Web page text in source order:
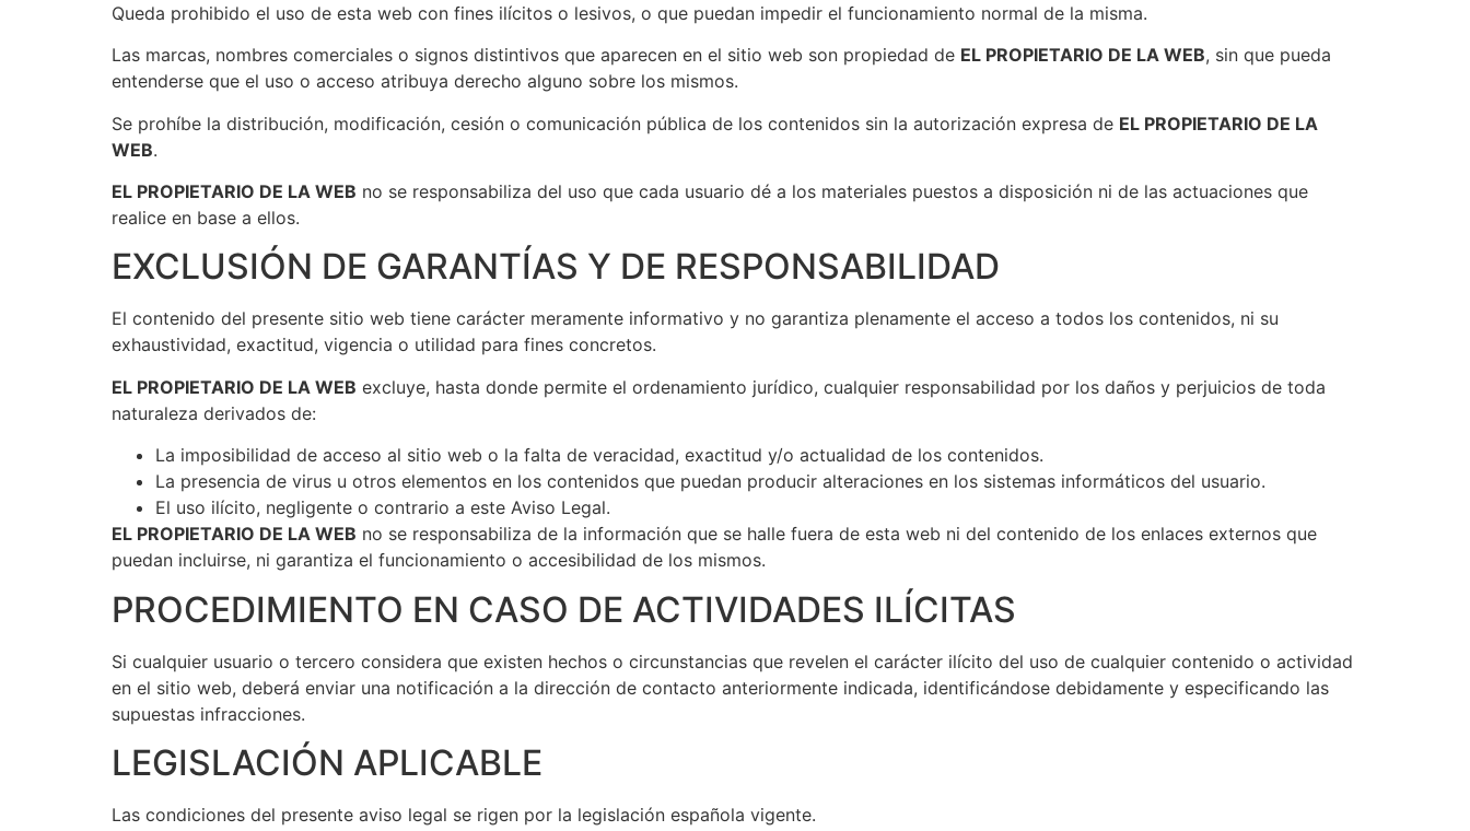
Queda prohibido el uso de esta web con fines ilícitos o lesivos, o que puedan impedir el funcionamiento normal de la misma.
Las marcas, nombres comerciales o signos distintivos que aparecen en el sitio web son propiedad de EL PROPIETARIO DE LA WEB, sin que pueda
entenderse que el uso o acceso atribuya derecho alguno sobre los mismos.
Se prohíbe la distribución, modificación, cesión o comunicación pública de los contenidos sin la autorización expresa de EL PROPIETARIO DE LA
WEB.
EL PROPIETARIO DE LA WEB no se responsabiliza del uso que cada usuario dé a los materiales puestos a disposición ni de las actuaciones que
realice en base a ellos.
EXCLUSIÓN DE GARANTÍAS Y DE RESPONSABILIDAD
El contenido del presente sitio web tiene carácter meramente informativo y no garantiza plenamente el acceso a todos los contenidos, ni su
exhaustividad, exactitud, vigencia o utilidad para fines concretos.
EL PROPIETARIO DE LA WEB excluye, hasta donde permite el ordenamiento jurídico, cualquier responsabilidad por los daños y perjuicios de toda
naturaleza derivados de:
La imposibilidad de acceso al sitio web o la falta de veracidad, exactitud y/o actualidad de los contenidos.
La presencia de virus u otros elementos en los contenidos que puedan producir alteraciones en los sistemas informáticos del usuario.
El uso ilícito, negligente o contrario a este Aviso Legal.
EL PROPIETARIO DE LA WEB no se responsabiliza de la información que se halle fuera de esta web ni del contenido de los enlaces externos que
puedan incluirse, ni garantiza el funcionamiento o accesibilidad de los mismos.
PROCEDIMIENTO EN CASO DE ACTIVIDADES ILÍCITAS
Si cualquier usuario o tercero considera que existen hechos o circunstancias que revelen el carácter ilícito del uso de cualquier contenido o actividad
en el sitio web, deberá enviar una notificación a la dirección de contacto anteriormente indicada, identificándose debidamente y especificando las
supuestas infracciones.
LEGISLACIÓN APLICABLE
Las condiciones del presente aviso legal se rigen por la legislación española vigente.